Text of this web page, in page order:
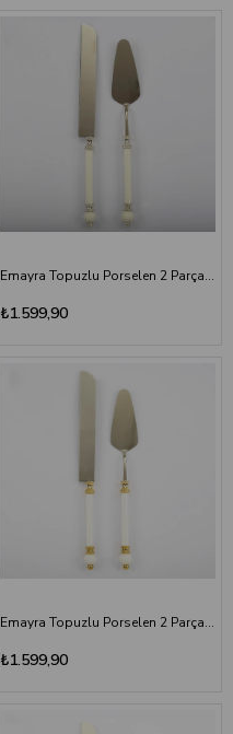
Emayra Topuzlu Porselen 2 Parça Pasta Servis Seti | Gümüş
₺1.599,90
Emayra Topuzlu Porselen 2 Parça Pasta Servis Seti | Altın
₺1.599,90